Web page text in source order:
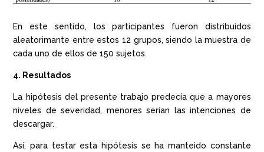
En este sentido, los participantes fueron distribuidos
aleatorimante entre estos 12 grupos, siendo la muestra de
cada uno de ellos de 150 sujetos.
4. Resultados
La hipótesis del presente trabajo predecía que a mayores
niveles de severidad, menores serían las intenciones de
descargar.
Así, para testar esta hipótesis se ha manteido constante